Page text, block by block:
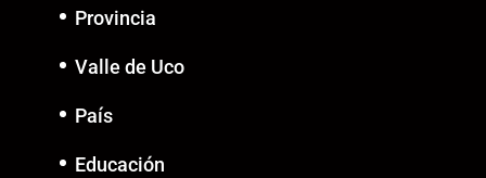
Provincia
Valle de Uco
País
Educación